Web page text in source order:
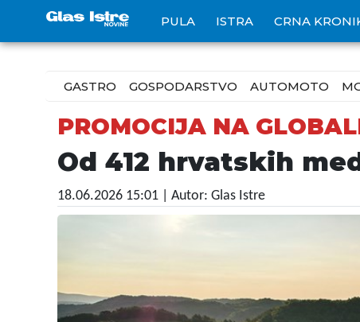
PULA ISTRA CRNA
GASTRO GOSPODARSTVO AUTOMOTO
PROMOCIJA NA
Od 412 hrvatskih
18.06.2026 15:01 | Autor: Glas Istre